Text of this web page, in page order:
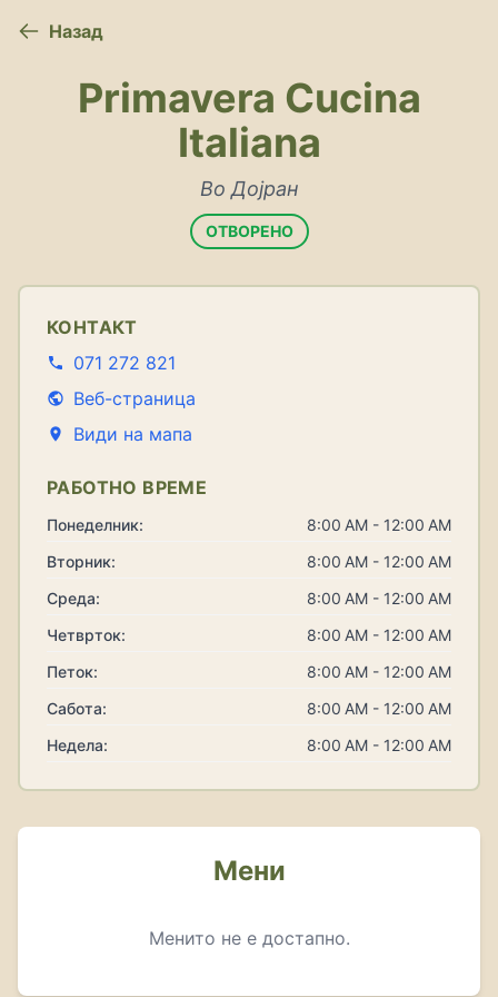
Назад
Primavera Cucina
Italiana
Во Дојран
ОТВОРЕНО
КОНТАКТ
071 272 821
Веб-страница
Види на мапа
РАБОТНО ВРЕМЕ
Понеделник:
8:00 AM - 12:00 AM
Вторник:
8:00 AM - 12:00 AM
Среда:
8:00 AM - 12:00 AM
Четврток:
8:00 AM - 12:00 AM
Петок:
8:00 AM - 12:00 AM
Сабота:
8:00 AM - 12:00 AM
Недела:
8:00 AM - 12:00 AM
Мени
Менито не е достапно.